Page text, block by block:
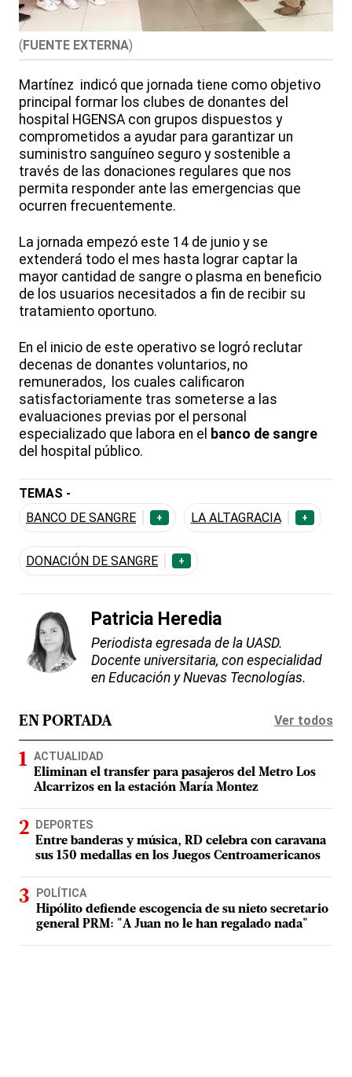
(FUENTE EXTERNA)
Martínez indicó que jornada tiene como objetivo
principal formar los clubes de donantes del
hospital HGENSA con grupos dispuestos y
comprometidos a ayudar para garantizar un
suministro sanguíneo seguro y sostenible a
través de las donaciones regulares que nos
permita responder ante las emergencias que
ocurren frecuentemente.
La jornada empezó este 14 de junio y se
extenderá todo el mes hasta lograr captar la
mayor cantidad de sangre o plasma en beneficio
de los usuarios necesitados a fin de recibir su
tratamiento oportuno.
En el inicio de este operativo se logró reclutar
decenas de donantes voluntarios, no
remunerados, los cuales calificaron
satisfactoriamente tras someterse a las
evaluaciones previas por el personal
especializado que labora en el banco de sangre
del hospital público.
TEMAS -
BANCO DE SANGRE
+ LA ALTAGRACIA +
DONACIÓN DE SANGRE +
Patricia Heredia
Periodista egresada de la UASD.
Docente universitaria, con especialidad
en Educación y Nuevas Tecnologías.
EN PORTADA Ver todos
ACTUALIDAD
Eliminan el transfer para pasajeros del Metro Los
Alcarrizos en la estación María Montez
DEPORTES
Entre banderas y música, RD celebra con caravana
sus 150 medallas en los Juegos Centroamericanos
POLÍTICA
Hipólito defiende escogencia de su nieto secretario
general PRM: "A Juan no le han regalado nada"